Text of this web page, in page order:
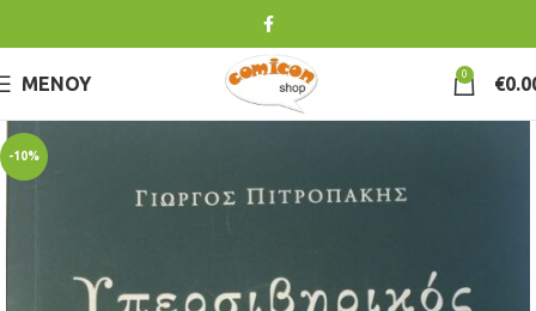
ΜΕΝΟΎ 0 €
-10%